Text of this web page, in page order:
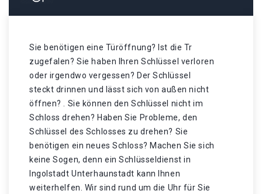
Sie benötigen eine Türöffnung? Ist die Tr
zugefalen? Sie haben Ihren Schlüssel verloren
oder irgendwo vergessen? Der Schlüssel
steckt drinnen und lässt sich von außen nicht
öffnen? . Sie können den Schlüssel nicht im
Schloss drehen? Haben Sie Probleme, den
Schlüssel des Schlosses zu drehen? Sie
benötigen ein neues Schloss? Machen Sie sich
keine Sogen, denn ein Schlüsseldienst in
Ingolstadt Unterhaunstadt kann Ihnen
weiterhelfen. Wir sind rund um die Uhr für Sie